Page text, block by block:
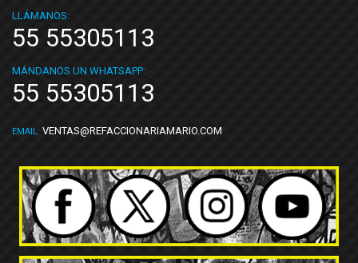
LLÁMANOS:
55 55305113
MÁNDANOS UN WHATSAPP:
55 55305113
EMAIL: VENTAS@REFACCIONARIAMARIO.COM